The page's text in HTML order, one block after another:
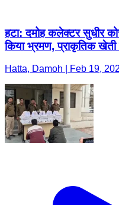
हटा: दमोह कलेक्टर सुधीर
किया भ्रमण, प्राकृतिक खेती
Hatta, Damoh | Feb 19,